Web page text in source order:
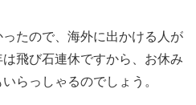
たので、海外に出かける人が
飛び石連休ですから、お休み
らっしゃるのでしょう。